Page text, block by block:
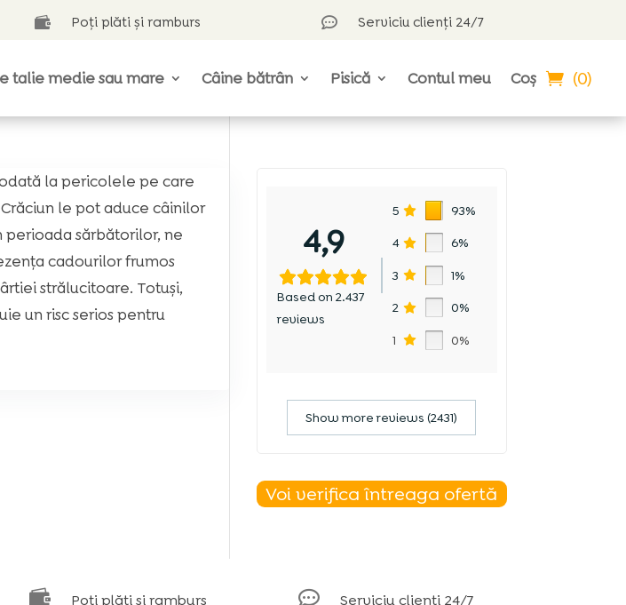
 Poți plăti și ramburs  Serviciu clienți 24/7
talie medie sau mare Câine bătrân Pisică Contul meu Coș (0)
la pericolele pe care
le pot aduce câinilor
perioada sărbătorilor, ne
cadourilor frumos
strălucitoare. Totuși,
un risc serios pentru
4,9
Based on 2.437
reviews
5 93%
4 6%
3 1%
2 0%
1 0%
Show more reviews (2431)
Voi verifica întreaga ofertă
 Poți plăti și ramburs  Serviciu clienți 24/7